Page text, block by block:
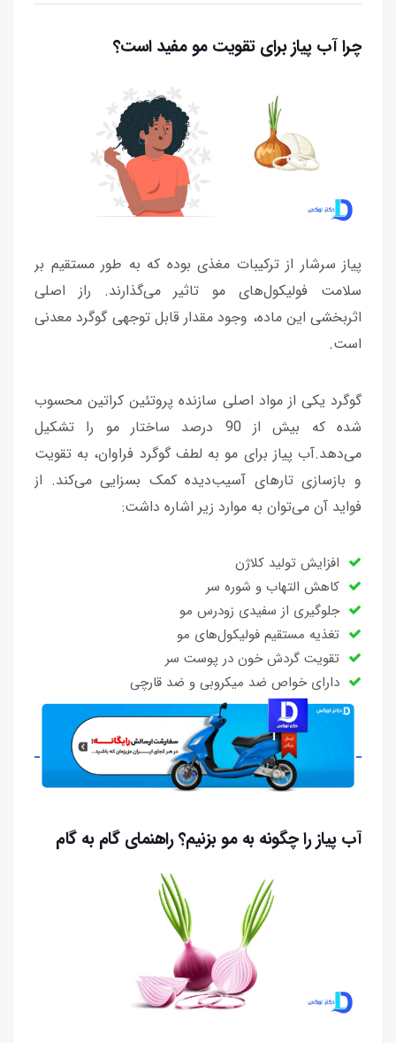
چرا آب پیاز برای تقویت مو مفید است؟
پیاز سرشار از ترکیبات مغذی بوده که به طور مستقیم بر
سلامت فولیکول‌های مو تاثیر می‌گذارند. راز اصلی
اثربخشی این ماده، وجود مقدار قابل توجهی گوگرد معدنی
است.
گوگرد یکی از مواد‌ اصلی سازنده پروتئین کراتین محسوب
شده که بیش از 90 درصد ساختار مو را تشکیل
می‌دهد.آب پیاز برای مو به لطف گوگرد فراوان، به تقویت
و بازسازی تارهای آسیب‌دیده کمک بسزایی می‌کند. از
فواید آن می‌توان به موارد زیر اشاره داشت:
افزایش تولید کلاژن
کاهش التهاب و شوره سر
جلوگیری از سفیدی زودرس مو
تغذیه مستقیم فولیکول‌های مو
تقویت گردش خون در پوست سر
دارای خواص ضد میکروبی و ضد قارچی
آب پیاز را چگونه به مو بزنیم؟ راهنمای گام به گام